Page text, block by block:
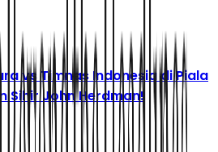
vs Timnas Indonesia di Piala
Sihir John Herdman!